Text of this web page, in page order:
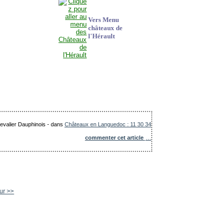
Vers Menu
châteaux de
l'Hérault
Dauphinois -dans Châteaux en Languedoc : 11 30 34
commenter cet article
>>